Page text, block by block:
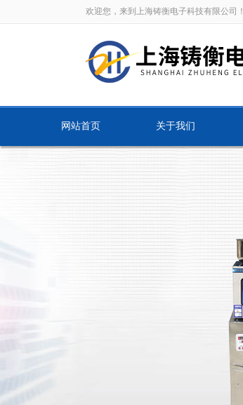
欢迎您，来到上海铸衡电子科技有限公司！
网站首页 关于我们